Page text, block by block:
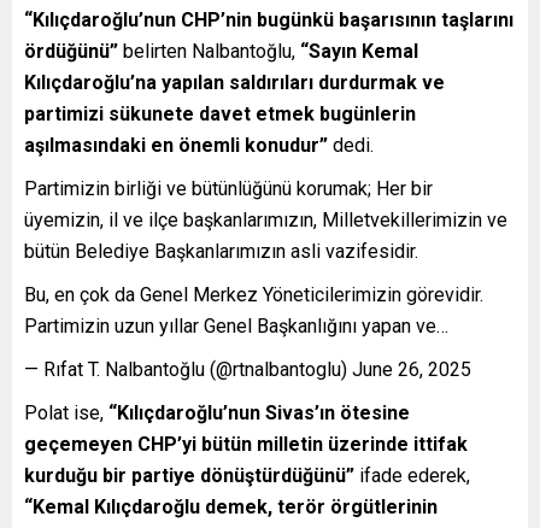
“Kılıçdaroğlu’nun CHP’nin bugünkü başarısının taşlarını
ördüğünü” belirten Nalbantoğlu, “Sayın Kemal
Kılıçdaroğlu’na yapılan saldırıları durdurmak ve
partimizi sükunete davet etmek bugünlerin
aşılmasındaki en önemli konudur” dedi.
Partimizin birliği ve bütünlüğünü korumak; Her bir
üyemizin, il ve ilçe başkanlarımızın, Milletvekillerimizin ve
bütün Belediye Başkanlarımızın asli vazifesidir.
Bu, en çok da Genel Merkez Yöneticilerimizin görevidir.
Partimizin uzun yıllar Genel Başkanlığını yapan ve…
— Rıfat T. Nalbantoğlu (@rtnalbantoglu) June 26, 2025
Polat ise, “Kılıçdaroğlu’nun Sivas’ın ötesine
geçemeyen CHP’yi bütün milletin üzerinde ittifak
kurduğu bir partiye dönüştürdüğünü” ifade ederek,
“Kemal Kılıçdaroğlu demek, terör örgütlerinin